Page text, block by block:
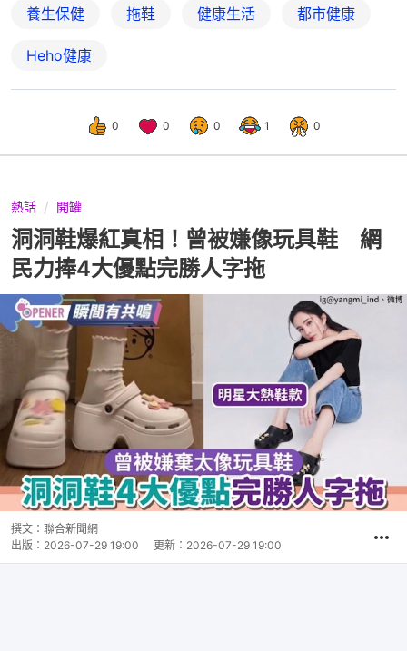
養生保健 拖鞋 健康生活 都市健康
Heho健康
0 0 0 1 0
熱話 開罐
洞洞鞋爆紅真相！曾被嫌像玩具鞋 網
民力捧4大優點完勝人字拖
撰文： 聯合新聞網
出版： 2026-07-29 19:00 更新： 2026-07-29 19:00